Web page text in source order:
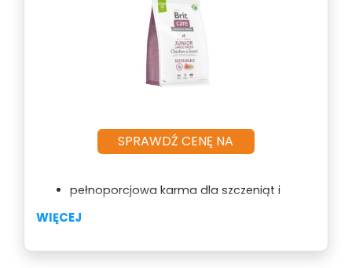
pełnoporcjowa karma dla szczeniąt i
kurczaka z białkiem owadów
WIĘCEJ
SPRAWDŹ CENĘ NA